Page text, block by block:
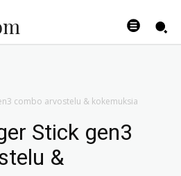
combo arvostelu & kokemuksia
Stick gen3
&